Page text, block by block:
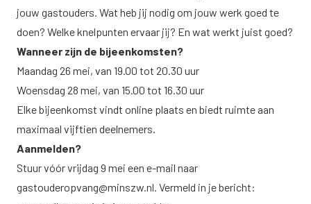
jouw gastouders. Wat heb jij nodig om jouw werk goed te
doen? Welke knelpunten ervaar jij? En wat werkt juist goed?
Wanneer zijn de bijeenkomsten?
Maandag 26 mei, van 19.00 tot 20.30 uur
Woensdag 28 mei, van 15.00 tot 16.30 uur
Elke bijeenkomst vindt online plaats en biedt ruimte aan
maximaal vijftien deelnemers.
Aanmelden?
Stuur vóór vrijdag 9 mei een e-mail naar
gastouderopvang@minszw.nl. Vermeld in je bericht: